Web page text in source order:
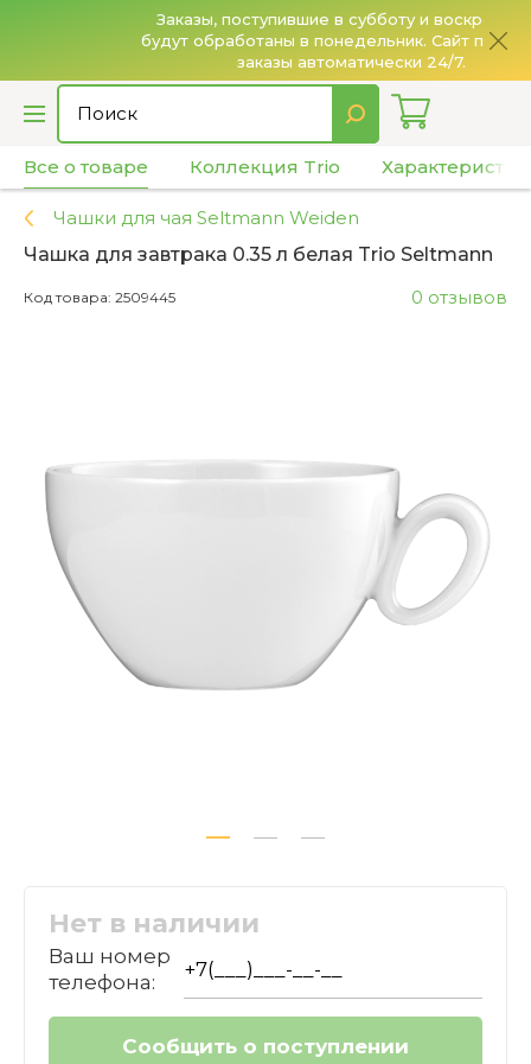
Заказы, поступившие в субботу и воскресенье,
будут обработаны в понедельник. Сайт принимает
заказы автоматически 24/7.
Все о товаре Коллекция Trio
Чашки для чая Seltmann Weiden
Чашка для завтрака 0.35 л белая Trio Seltmann
0 отзывов
Код товара: 2509445
Нет в наличии
Ваш номер
телефона: